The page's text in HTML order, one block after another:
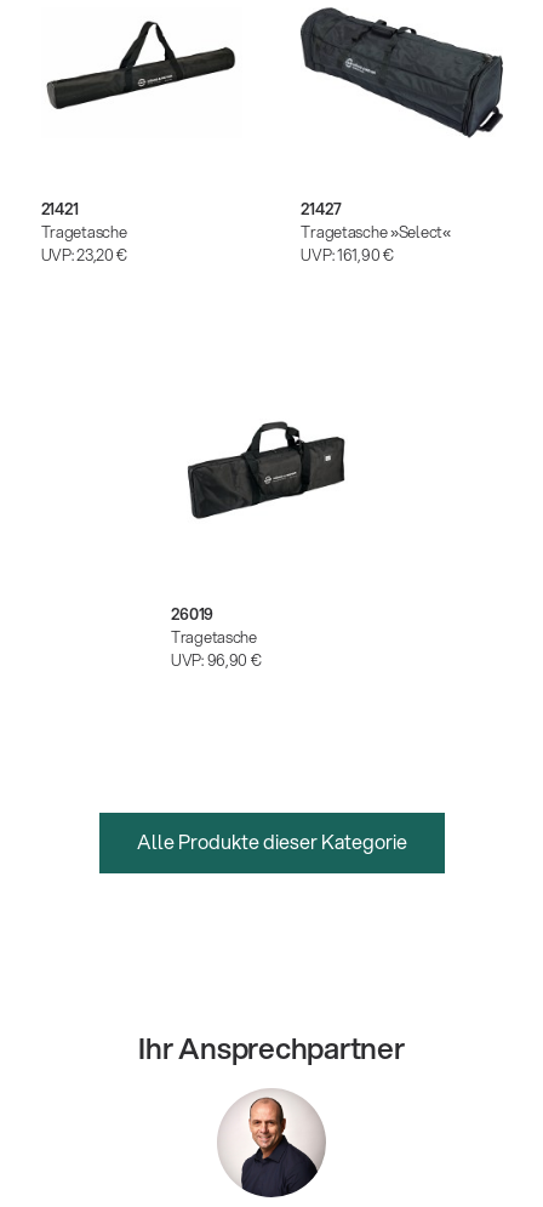
21421
Tragetasche
UVP:23,20 €
21427
Tragetasche »Select«
UVP:161,90 €
26019
Tragetasche
UVP:96,90 €
Alle Produkte dieser Kategorie
Ihr Ansprechpartner